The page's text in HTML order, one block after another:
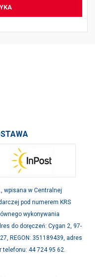
wpisana w Centralnej
pod numerem KRS
wykonywania
do doręczeń: Cygan 2, 97-
REGON: 351189439, adres
44 724 95 62.